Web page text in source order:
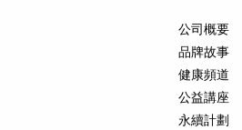
公司概要
品牌故事
健康頻道
公益講座
永續計劃